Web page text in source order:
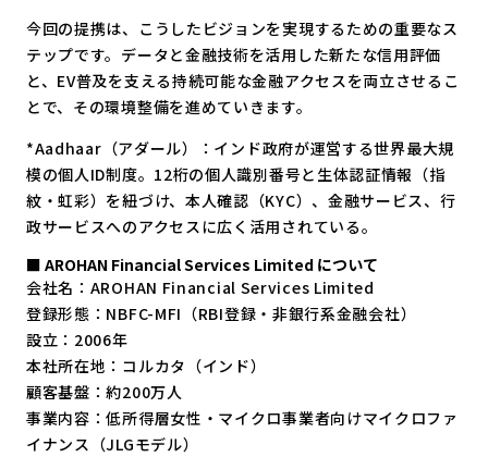
今回の提携は、こうしたビジョンを実現するための重要なス
テップです。データと金融技術を活用した新たな信用評価
と、EV普及を支える持続可能な金融アクセスを両立させるこ
とで、その環境整備を進めていきます。
*Aadhaar（アダール）：インド政府が運営する世界最大規
模の個人ID制度。12桁の個人識別番号と生体認証情報（指
紋・虹彩）を紐づけ、本人確認（KYC）、金融サービス、行
政サービスへのアクセスに広く活用されている。
■ AROHAN Financial Services Limited について
会社名：AROHAN Financial Services Limited
登録形態：NBFC-MFI（RBI登録・非銀行系金融会社）
設立：2006年
本社所在地：コルカタ（インド）
顧客基盤：約200万人
事業内容：低所得層女性・マイクロ事業者向けマイクロファ
イナンス（JLGモデル）